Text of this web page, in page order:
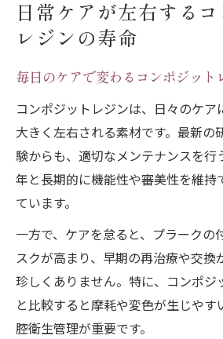
日常ケアが左右する
レジンの寿命
毎日のケアで変わるコンポジット
コンポジットレジンは、日々のケア
大きく左右される素材です。最新の
験からも、適切なメンテナンスを行
年と長期的に機能性や審美性を維持
ています。
一方で、ケアを怠ると、プラークの
スクが高まり、早期の再治療や交換
珍しくありません。特に、コンポジ
と比較すると摩耗や変色が生じやす
腔衛生管理が重要です。